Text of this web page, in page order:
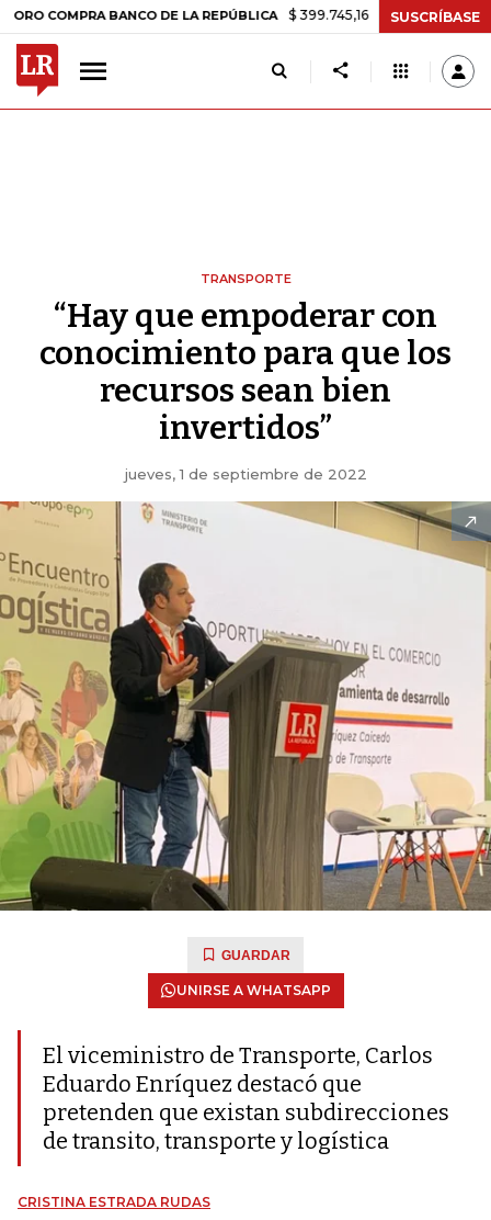
BANCO DE LA REPÚBLICA $ 399.745,16 +$ 2.295,71 +0,58%
SUSCRÍBASE
TRANSPORTE
“Hay que empoderar con
conocimiento para que los
recursos sean bien
invertidos”
jueves, 1 de septiembre de 2022
GUARDAR
UNIRSE A WHATSAPP
El viceministro de Transporte, Carlos
Eduardo Enríquez destacó que
pretenden que existan subdirecciones
de transito, transporte y logística
CRISTINA ESTRADA RUDAS